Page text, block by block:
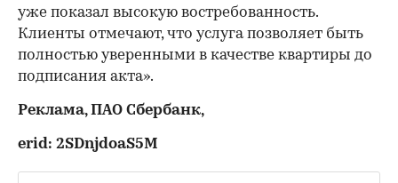
уже показал высокую востребованность.
Клиенты отмечают, что услуга позволяет быть
полностью уверенными в качестве квартиры до
подписания акта».
Реклама, ПАО Сбербанк,
erid: 2SDnjdoaS5M